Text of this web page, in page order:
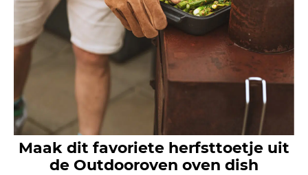
Maak dit favoriete herfsttoetje uit
de Outdooroven oven dish